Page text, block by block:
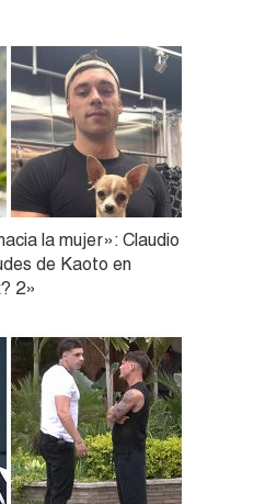
la mujer»: Claudio
de Kaoto en
2»